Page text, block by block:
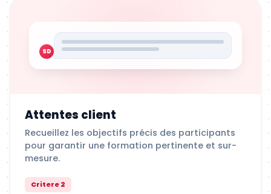
SD
Attentes client
Recueillez les objectifs précis des participants
pour garantir une formation pertinente et sur-
mesure.
Critere 2